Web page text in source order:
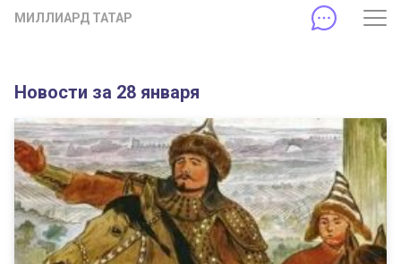
МИЛЛИАРД ТАТАР
Новости за 28 января